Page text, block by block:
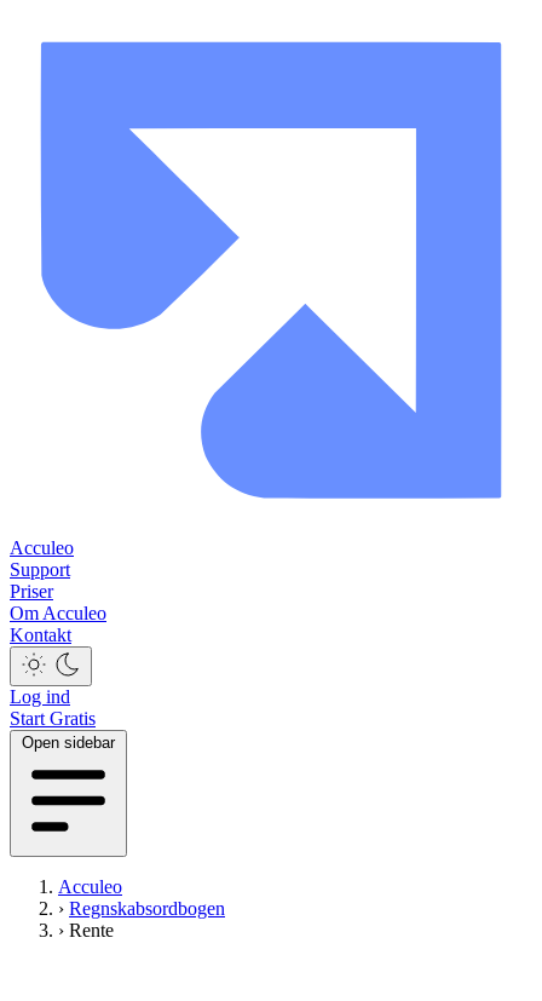
Acculeo
Support
Priser
Om Acculeo
Kontakt
Log ind
Start Gratis
Open sidebar
Acculeo
› Regnskabsordbogen
› Rente